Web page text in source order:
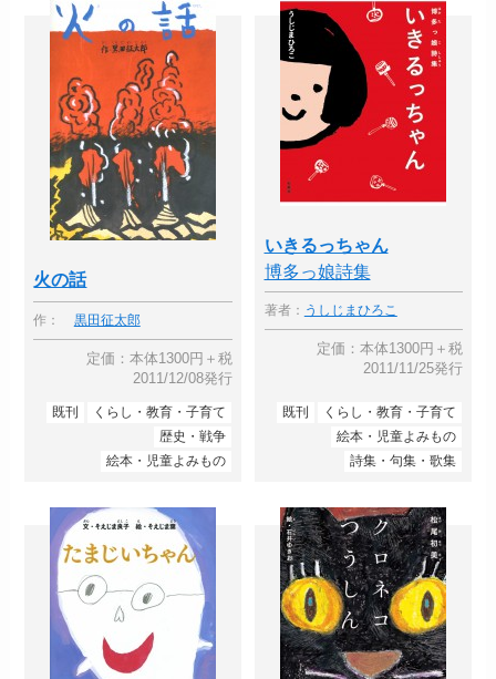
火の話
作： 黒田征太郎
定価：本体1300円＋税
2011/12/08発行
既刊
くらし・教育・子育て
歴史・戦争
絵本・児童よみもの
いきるっちゃん
博多っ娘詩集
著者： うしじまひろこ
定価：本体1300円＋税
2011/11/25発行
既刊
くらし・教育・子育て
絵本・児童よみもの
詩集・句集・歌集